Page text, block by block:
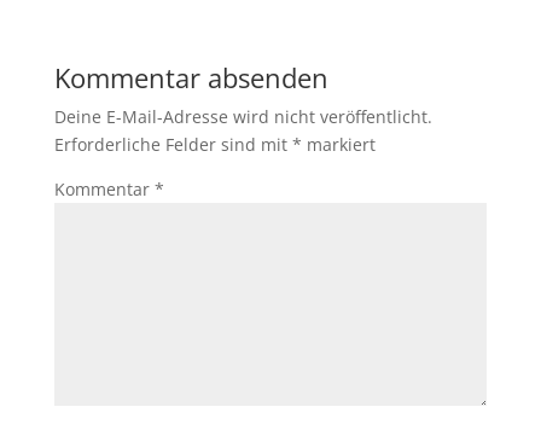
Kommentar absenden
Deine E-Mail-Adresse wird nicht veröffentlicht.
Erforderliche Felder sind mit * markiert
Kommentar *